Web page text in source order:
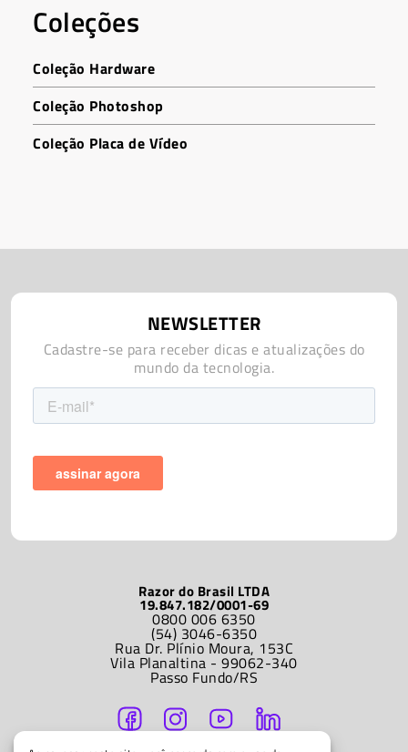
Coleções
Coleção Hardware
Coleção Photoshop
Coleção Placa de Vídeo
Razor do Brasil LTDA
19.847.182/0001-69
0800 006 6350
(54) 3046-6350
Rua Dr. Plínio Moura, 153C
Vila Planaltina - 99062-340
Passo Fundo/RS
NEWSLETTER
Cadastre-se para receber dicas e atualizações do
mundo da tecnologia.